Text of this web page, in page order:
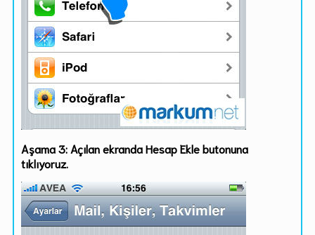
Aşama 3: Açılan ekranda Hesap Ekle butonuna
tıklıyoruz.